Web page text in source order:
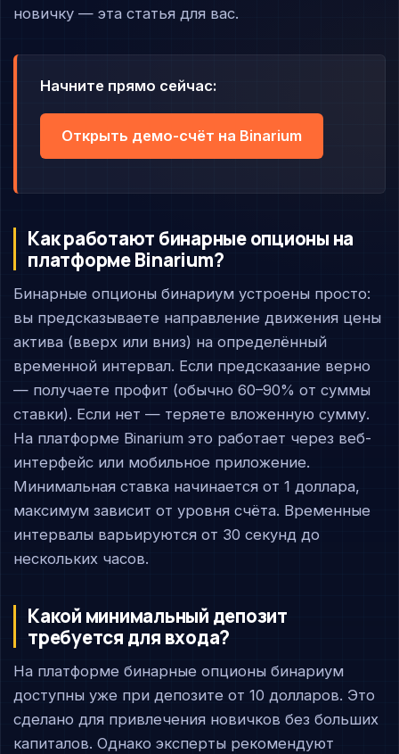
новичку — эта статья для вас.
Начните прямо сейчас:
Открыть демо-счёт на Binarium
Как работают бинарные опционы на
платформе Binarium?
Бинарные опционы бинариум устроены просто:
вы предсказываете направление движения цены
актива (вверх или вниз) на определённый
временной интервал. Если предсказание верно
— получаете профит (обычно 60–90% от суммы
ставки). Если нет — теряете вложенную сумму.
На платформе Binarium это работает через веб-
интерфейс или мобильное приложение.
Минимальная ставка начинается от 1 доллара,
максимум зависит от уровня счёта. Временные
интервалы варьируются от 30 секунд до
нескольких часов.
Какой минимальный депозит
требуется для входа?
На платформе бинарные опционы бинариум
доступны уже при депозите от 10 долларов. Это
сделано для привлечения новичков без больших
капиталов. Однако эксперты рекомендуют